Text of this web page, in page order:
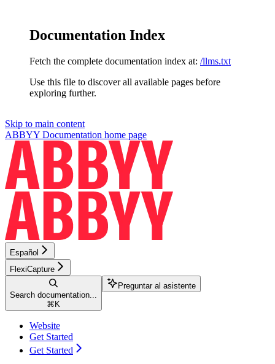
Documentation Index
Fetch the complete documentation index at: /llms.txt
Use this file to discover all available pages before
exploring further.
Skip to main content
ABBYY Documentation home page
Español
FlexiCapture
Search documentation...
⌘ K
Preguntar al asistente
Website
Get Started
Get Started